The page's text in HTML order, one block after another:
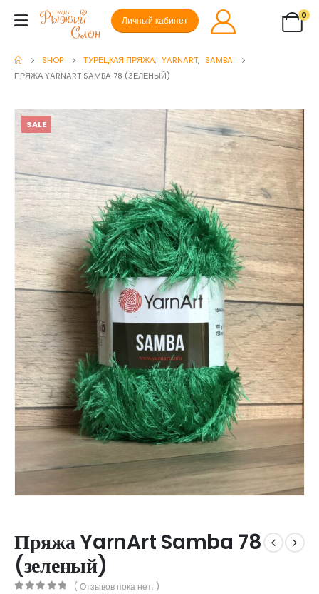
Личный кабинет
0
SHOP ТУРЕЦКАЯ ПРЯЖА, YARNART, SAMBA
ПРЯЖА YARNART SAMBA 78 (ЗЕЛЕНЫЙ)
SALE
Пряжа YarnArt Samba 78
(зеленый)
( Отзывов пока нет. )